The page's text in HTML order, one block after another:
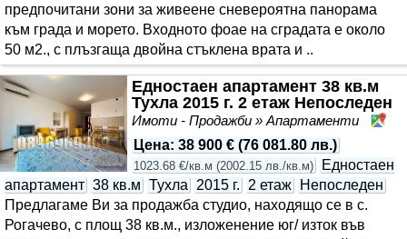
предпочитани зони за живеене сневероятна панорама
към града и морето. Входното фоае на сградата е около
50 м2., с плъзгаща двойна стъклена врата и ..
Едностаен апартамент 38 кв.м
Тухла 2015 г. 2 етаж Непоследен
Имоти - Продажби » Апартаменти
Цена: 38 900 € (76 081.80 лв.)
1023.68 €/кв.м (2002.15 лв./кв.м)
Едностаен
апартамент 38 кв.м Тухла 2015 г. 2 етаж
Непоследен
Предлагаме Ви за продажба студио, находящо се в с.
Рогачево, с площ 38 кв.м., изложенение юг/ изток във